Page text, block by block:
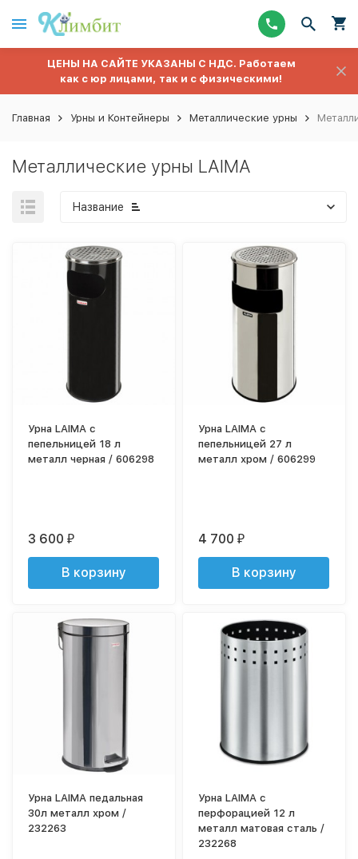
ЦЕНЫ НА САЙТЕ УКАЗАНЫ С НДС. Работаем
как с юр лицами, так и с физическими!
Главная Урны и Контейнеры Металлические урны
Металлические урны LAIMA
Название
Урна LAIMA с
пепельницей 18 л
металл черная / 606298
3 600₽
В корзину
Урна LAIMA с
пепельницей 27 л
металл хром / 606299
4 700₽
В корзину
Урна LAIMA педальная
30л металл хром /
232263
Урна LAIMA с
перфорацией 12 л
металл матовая сталь /
232268